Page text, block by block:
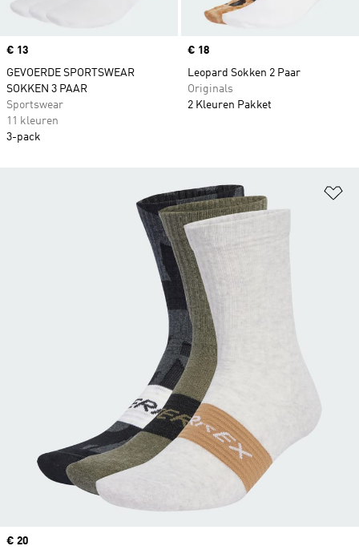
Price
€ 13
GEVOERDE SPORTSWEAR
SOKKEN 3 PAAR
Sportswear
11 kleuren
3-pack
Price
€ 18
Leopard Sokken 2 Paar
Originals
2 Kleuren Pakket
Price
€ 20